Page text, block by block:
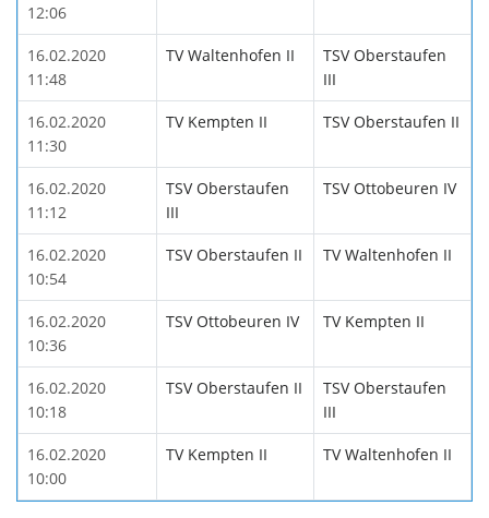
12:06
16.02.2020
11:48
TV Waltenhofen II
TSV Oberstaufen
III
16.02.2020
11:30
TV Kempten II TSV Oberstaufen II
16.02.2020
11:12
TSV Oberstaufen
III
TSV Ottobeuren IV
16.02.2020
10:54
TSV Oberstaufen II TV Waltenhofen II
16.02.2020
10:36
TSV Ottobeuren IV TV Kempten II
16.02.2020
10:18
TSV Oberstaufen II
TSV Oberstaufen
III
16.02.2020
10:00
TV Kempten II TV Waltenhofen II